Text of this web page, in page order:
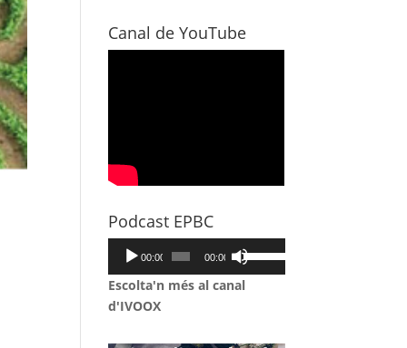
Canal de YouTube
Podcast EPBC
Reproductor
d'àudio
00:00 00:00
Feu
servir
les
Escolta'n més al canal
d'IVOOX